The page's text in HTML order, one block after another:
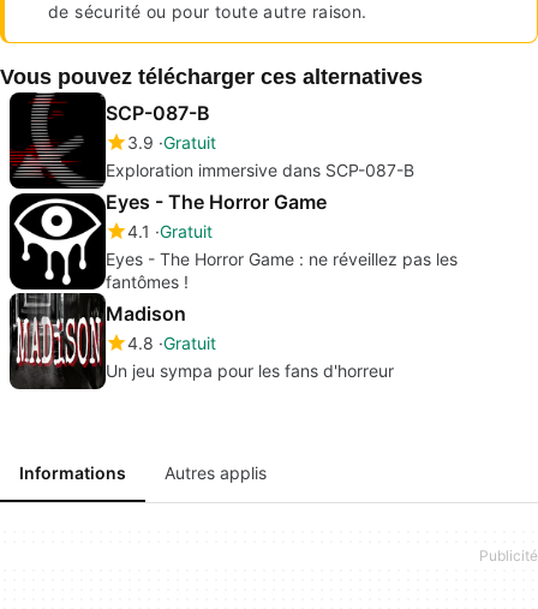
de sécurité ou pour toute autre raison.
Vous pouvez télécharger ces alternatives
SCP-087-B
3.9 Gratuit
Exploration immersive dans SCP-087-B
Eyes - The Horror Game
4.1 Gratuit
Eyes - The Horror Game : ne réveillez pas les
fantômes !
Madison
4.8 Gratuit
Un jeu sympa pour les fans d'horreur
Informations Autres applis